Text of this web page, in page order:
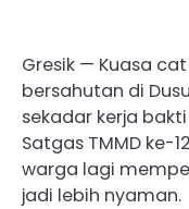
Gresik — Kuasa
bersahutan di
sekadar kerja
Satgas TMMD ke-
warga lagi
jadi lebih nyaman.